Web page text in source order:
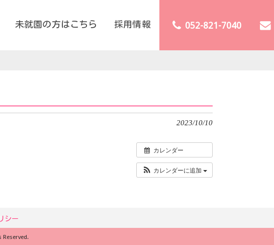
未就園の方はこちら 採用情報 052-821-7040
2023/10/10
カレンダー
カレンダーに追加
シー
Reserved.